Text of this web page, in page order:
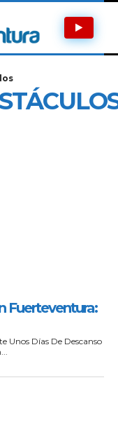
Fuerteventura:
Unos Días De Descanso